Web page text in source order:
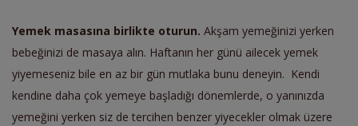
Yemek masasına birlikte oturun. Akşam yemeğinizi yerken
bebeğinizi de masaya alın. Haftanın her günü ailecek yemek
yiyemeseniz bile en az bir gün mutlaka bunu deneyin. Kendi
kendine daha çok yemeye başladığı dönemlerde, o yanınızda
yemeğini yerken siz de tercihen benzer yiyecekler olmak üzere